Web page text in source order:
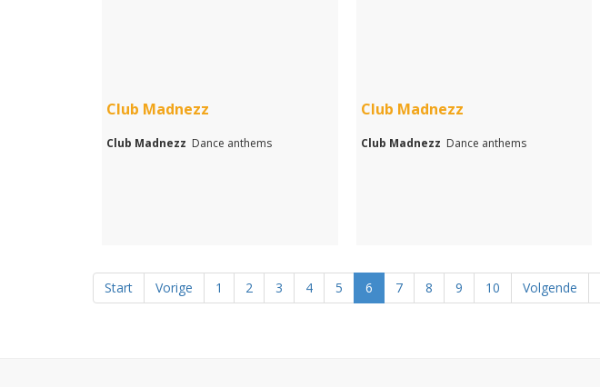
Club Madnezz
Club Madnezz Dance anthems
Club Madnezz
Club Madnezz Dance anthems
Start Vorige 1 2 3 4 5 6 7 8 9 10 Volgende